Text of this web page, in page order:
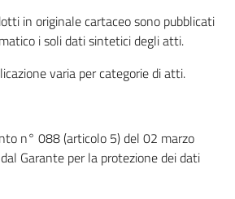
in originale cartaceo sono pubblicati
i soli dati sintetici degli atti.
varia per categorie di atti.
n° 088 (articolo 5) del 02 marzo
Garante per la protezione dei dati